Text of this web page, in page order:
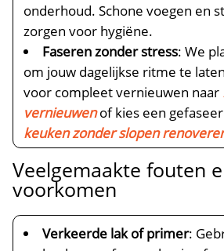
onderhoud.​ Schone voegen en
zorgen voor hygiëne.​
Faseren zonder stress: We
om jouw dagelijkse ritme te
voor compleet vernieuwen naar
vernieuwenof kies een
keuken zonder slopen
Veelgemaakte fouten
voorkomen
Verkeerde lak of primer: